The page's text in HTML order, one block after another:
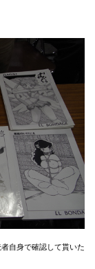
自身で確認して貰いた